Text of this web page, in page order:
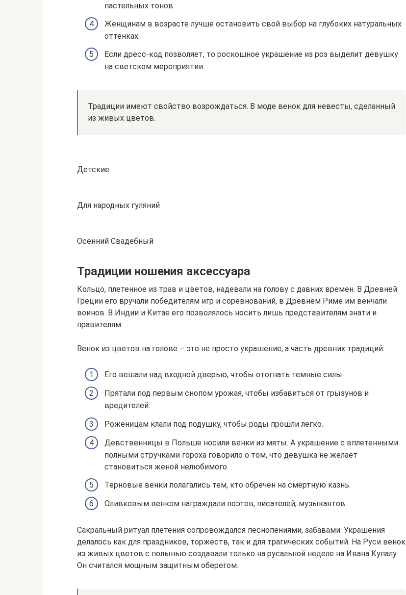
пастельных тонов.
Женщинам в возрасте лучше остановить свой выбор на глубоких натуральных
оттенках.
Если дресс-код позволяет, то роскошное украшение из роз выделит девушку
на светском мероприятии.
Традиции имеют свойство возрождаться. В моде венок для невесты, сделанный
из живых цветов.
Детские
Для народных гуляний
Осенний Свадебный
Традиции ношения аксессуара
Кольцо, плетенное из трав и цветов, надевали на голову с давних времен. В Древней
Греции его вручали победителям игр и соревнований, в Древнем Риме им венчали
воинов. В Индии и Китае его позволялось носить лишь представителям знати и
правителям.
Венок из цветов на голове – это не просто украшение, а часть древних традиций:
Его вешали над входной дверью, чтобы отогнать темные силы.
Прятали под первым снопом урожая, чтобы избавиться от грызунов и
вредителей.
Роженицам клали под подушку, чтобы роды прошли легко.
Девственницы в Польше носили венки из мяты. А украшение с вплетенными
полными стручками гороха говорило о том, что девушка не желает
становиться женой нелюбимого.
Терновые венки полагались тем, кто обречен на смертную казнь.
Оливковым венком награждали поэтов, писателей, музыкантов.
Сакральный ритуал плетения сопровождался песнопениями, забавами. Украшения
делалось как для праздников, торжеств, так и для трагических событий. На Руси венок
из живых цветов с полынью создавали только на русальной неделе на Ивана Купалу.
Он считался мощным защитным оберегом.